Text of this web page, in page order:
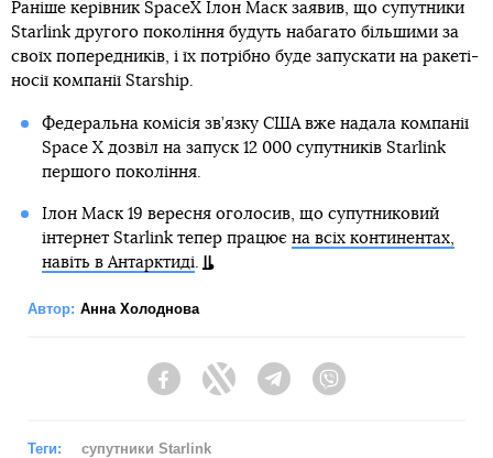
Раніше керівник SpaceX Ілон Маск заявив, що супутники
Starlink другого покоління будуть набагато більшими за
своїх попередників, і їх потрібно буде запускати на ракеті-
носії компанії Starship.
Федеральна комісія зв’язку США вже надала компанії
Space X дозвіл на запуск 12 000 супутників Starlink
першого покоління.
Ілон Маск 19 вересня оголосив, що супутниковий
інтернет Starlink тепер працює на всіх континентах,
навіть в Антарктиді.
Автор: Анна Холоднова
FacebookTwitter Telegram
Теги: супутники Starlink